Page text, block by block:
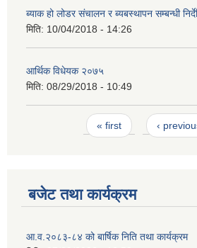
ब्याक हो लोडर संचालन र ब्यबस्थापन सम्बन्धी
मिति: 10/04/2018 - 14:26
आर्थिक विधेयक २०७५
मिति: 08/29/2018 - 10:49
« first ‹
बजेट तथा कार्यक्रम
आ.व.२०८३-८४ को बार्षिक निति तथा कार्यक्रम